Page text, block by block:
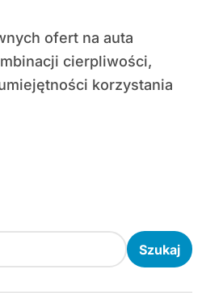
cierpliwości,
korzystania
Szukaj